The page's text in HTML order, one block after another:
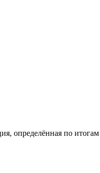
определённая по